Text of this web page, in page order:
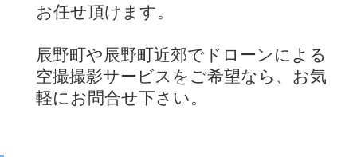
お任せ頂けます。
辰野町や辰野町近郊でドローンによる
空撮撮影サービスをご希望なら、お気
軽にお問合せ下さい。